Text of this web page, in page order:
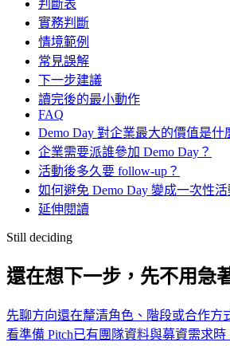
判斷表
實務判斷
情境範例
常見誤解
下一步建議
讀完後的最小動作
FAQ
Demo Day 對企業最大的價值是什
企業需要派誰參加 Demo Day？
活動後多久要 follow-up？
如何避免 Demo Day 變成一次性活
延伸閱讀
Still deciding
還在想下一步，先不用急
先聊方向還在釐清角色、階段或合作方
看準備 Pitch已有團隊資料與募資需求